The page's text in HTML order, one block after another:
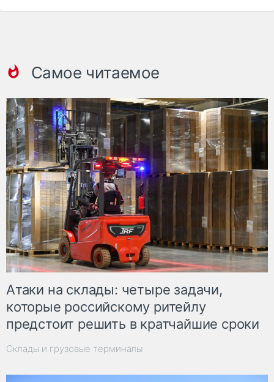
Дзен
Самое читаемое
Атаки на склады: четыре задачи,
которые российскому ритейлу
предстоит решить в кратчайшие сроки
Склады и грузовые терминалы